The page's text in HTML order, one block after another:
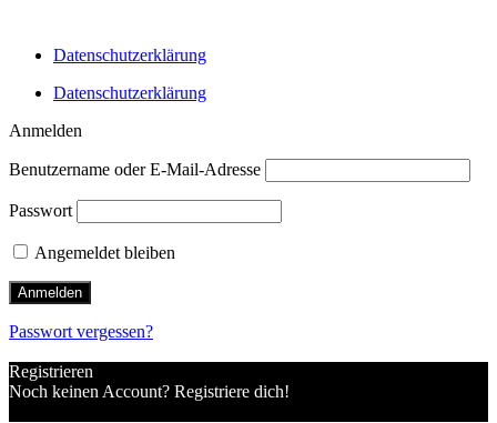
Datenschutzerklärung
Datenschutzerklärung
Anmelden
Benutzername oder E-Mail-Adresse
Passwort
Angemeldet bleiben
Passwort vergessen?
Registrieren
Noch keinen Account? Registriere dich!